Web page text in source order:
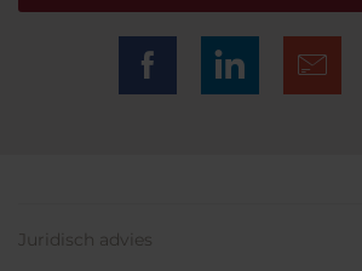
Juridisch advies